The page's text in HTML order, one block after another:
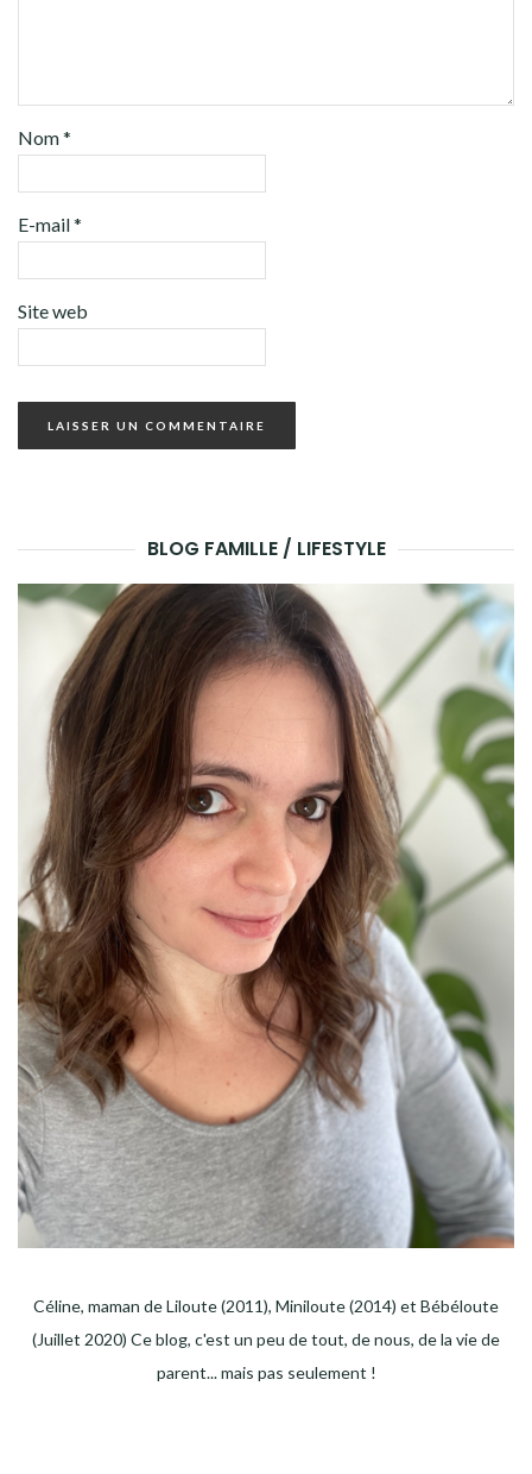
Nom*
E-mail*
Site web
BLOG FAMILLE / LIFESTYLE
Céline, maman de Liloute (2011), Miniloute (2014) et Bébéloute
(Juillet 2020) Ce blog, c'est un peu de tout, de nous, de la vie de
parent... mais pas seulement !